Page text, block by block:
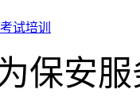
试培训
保安